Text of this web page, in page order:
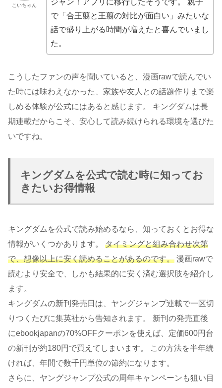
こいちゃん
で「合王翦と王翦の対比が面白い」みたいな
話で盛り上がる時間が増えたと喜んでいまし
た。
こうしたファンの声を聞いていると、漫画rawで読んでい
た時には味わえなかった、家族や友人との話題作りまで楽
しめる体験が公式にはあると感じます。 キングダムは長
期連載だからこそ、安心して読み続けられる環境を選びた
いですね。
キングダムを公式で読む時に知ってお
きたいお得情報
キングダムを公式で読み始めるなら、知っておくとお得な
情報がいくつかあります。 タイミングと組み合わせ次第
で、想像以上に安く読めることがあるのです。 漫画rawで
読むより安全で、しかも結果的に安く済む選択肢を紹介し
ます。
キングダムの新刊発売日は、ヤングジャンプ連載で一区切
りつくたびに集英社から告知されます。 新刊の発売直後
にebookjapanの70%OFFクーポンを使えば、定価600円台
の新刊が約180円で買えてしまいます。 この方法を半年続
ければ、年間で数千円単位の節約になります。
さらに、ヤングジャンプ公式の周年キャンペーンも狙い目